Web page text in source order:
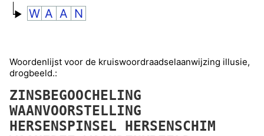
W A A N
Woordenlijst voor de kruiswoordraadselaanwijzing illusie,
drogbeeld.:
ZINSBEGOOCHELING
WAANVOORSTELLING
HERSENSPINSEL HERSENSCHIM